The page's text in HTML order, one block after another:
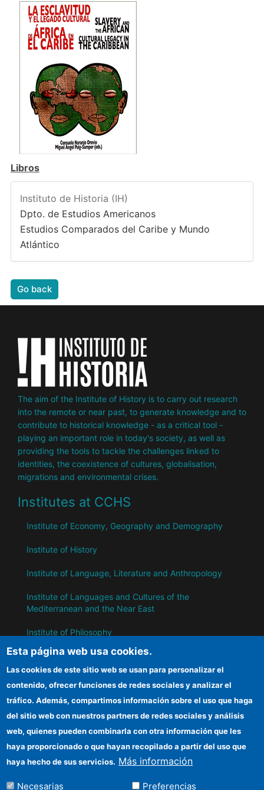
Libros
Instituto de Historia (IH)
Dpto. de Estudios Americanos
Estudios Comparados del Caribe y Mundo
Atlántico
Go back
The aim of the Institute of History is to carry out research
into the remote or near past, to generate knowledge and to
contribute to historical knowledge - as a critical tool -
playing an important role in today's society, as well as
providing the tools to tackle the challenges linked to
identities, the coexistence of cultures, globalisation,
migrations and environmental crises.
Institutes at CCHS
Institute of Economy, Geography and Demography
Institute of History
Institute of Language, Literature and Anthropology
Institute of Languages ​​and Cultures of the
Mediterranean and the Near East
Institute of Philosophy
Institute of Public Policies and Goods
IH
CSIC Electronic Office
Information for suppliers
Funding entities
Esta página web usa cookies.
Las cookies de este sitio web se usan para personalizar el
contenido, ofrecer funciones de redes sociales y analizar el
tráfico. Además, compartimos información sobre el uso que haga
del sitio web con nuestros partners de redes sociales y análisis
web, quienes pueden combinarla con otra información que les
haya proporcionado o que hayan recopilado a partir del uso que
haya hecho de sus servicios. Más información
Necesarias Preferencias